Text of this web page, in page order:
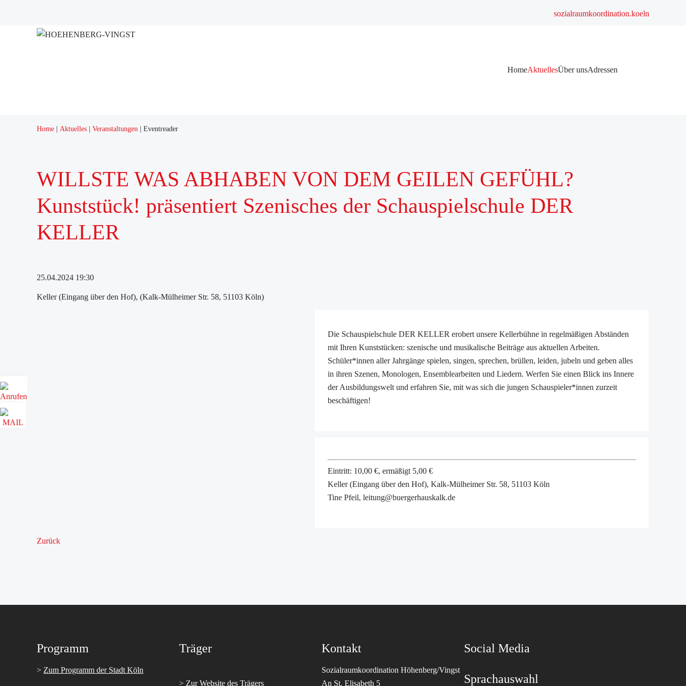
sozialraumkoordination.koeln
Navigation
HomeAktuellesÜber unsAdressen
Home Aktuelles Veranstaltungen Eventreader
WILLSTE WAS ABHABEN VON DEM GEILEN GEFÜHL?
Kunststück! präsentiert Szenisches der Schauspielschule DER
KELLER
25.04.2024 19:30
Keller (Eingang über den Hof), (Kalk-Mülheimer Str. 58, 51103 Köln)
Die Schauspielschule DER KELLER erobert unsere Kellerbühne in regelmäßigen Abständen
mit Ihren Kunststücken: szenische und musikalische Beiträge aus aktuellen Arbeiten.
Schüler*innen aller Jahrgänge spielen, singen, sprechen, brüllen, leiden, jubeln und geben alles
in ihren Szenen, Monologen, Ensemblearbeiten und Liedern. Werfen Sie einen Blick ins Innere
der Ausbildungswelt und erfahren Sie, mit was sich die jungen Schauspieler*innen zurzeit
beschäftigen!
Eintritt: 10,00 €, ermäßigt 5,00 €
Keller (Eingang über den Hof), Kalk-Mülheimer Str. 58, 51103 Köln
Tine Pfeil, leitung@buergerhauskalk.de
Zurück
Programm
> Zum Programm der Stadt Köln
Träger
> Zur Website des Trägers
Kontakt
Sozialraumkoordination Höhenberg/Vingst
An St. Elisabeth 5
Social Media
Sprachauswahl